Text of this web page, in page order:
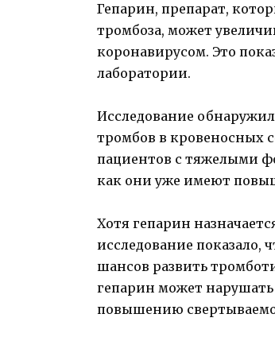
Гепарин, препарат,
тромбоза, может
коронавирусом. Это
лаборатории.
Исследование
тромбов в кровеносных
пациентов с тяжелыми
как они уже имеют
Хотя гепарин
исследование показало,
шансов развить
гепарин может
повышению